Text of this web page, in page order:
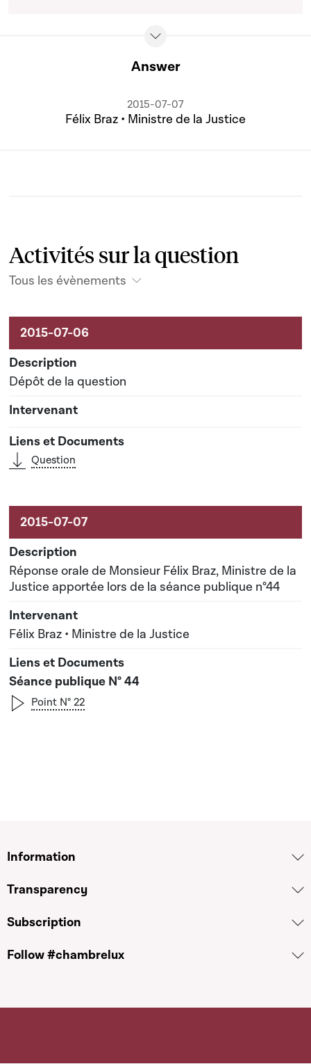
Answer
2015-07-07
Félix Braz • Ministre de la Justice
Activités sur la question
Tous les évènements
Activités sur le dossier
Dépôt de la question
Question
Réponse orale de Monsieur Félix Braz, Ministre de la
Justice apportée lors de la séance publique n°44
Félix Braz • Ministre de la Justice
Séance publique N° 44
Point N° 22
Information
Transparency
Subscription
Follow #chambrelux